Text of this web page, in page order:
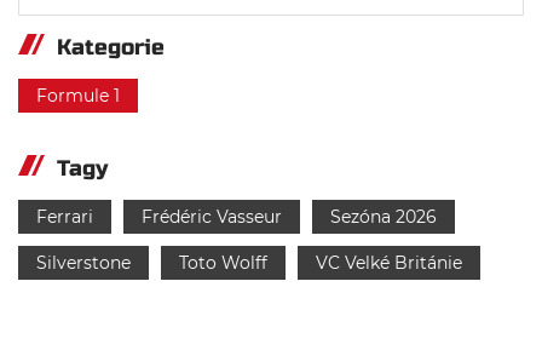
Kategorie
Formule 1
Tagy
Ferrari Frédéric Vasseur Sezóna 2026
Silverstone Toto Wolff VC Velké Británie